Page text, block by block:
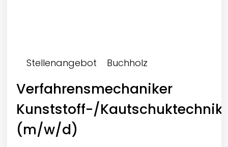
Stellenangebot Buchholz
Verfahrensmechaniker
Kunststoff-/Kautschuktechnik
(m/w/d)